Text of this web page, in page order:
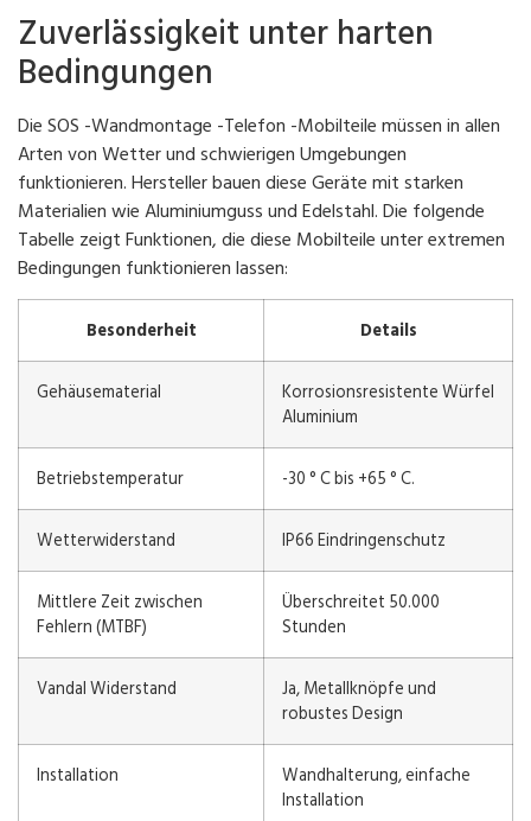
Zuverlässigkeit unter harten
Bedingungen
Die SOS -Wandmontage -Telefon -Mobilteile müssen in allen
Arten von Wetter und schwierigen Umgebungen
funktionieren. Hersteller bauen diese Geräte mit starken
Materialien wie Aluminiumguss und Edelstahl. Die folgende
Tabelle zeigt Funktionen, die diese Mobilteile unter extremen
Bedingungen funktionieren lassen:
Besonderheit Details
Gehäusematerial
Korrosionsresistente Würfel
Aluminium
Betriebstemperatur -30 ° C bis +65 ° C.
Wetterwiderstand IP66 Eindringenschutz
Mittlere Zeit zwischen
Fehlern (MTBF)
Überschreitet 50.000
Stunden
Vandal Widerstand
Ja, Metallknöpfe und
robustes Design
Installation
Wandhalterung, einfache
Installation